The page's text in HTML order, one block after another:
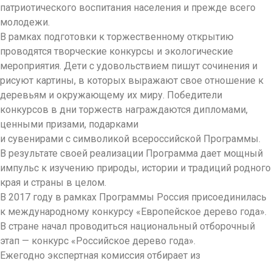
патриотического воспитания населения и прежде всего
молодежи.
В рамках подготовки к торжественному открытию
проводятся творческие конкурсы и экологические
мероприятия. Дети с удовольствием пишут сочинения и
рисуют картины, в которых выражают свое отношение к
деревьям и окружающему их миру. Победители
конкурсов в дни торжеств награждаются дипломами,
ценными призами, подарками
и сувенирами с символикой всероссийской Программы.
В результате своей реализации Программа дает мощный
импульс к изучению природы, истории и традиций родного
края и страны в целом.
В 2017 году в рамках Программы Россия присоединилась
к международному конкурсу «Европейское дерево года».
В стране начал проводиться национальный отборочный
этап — конкурс «Российское дерево года».
Ежегодно экспертная комиссия отбирает из